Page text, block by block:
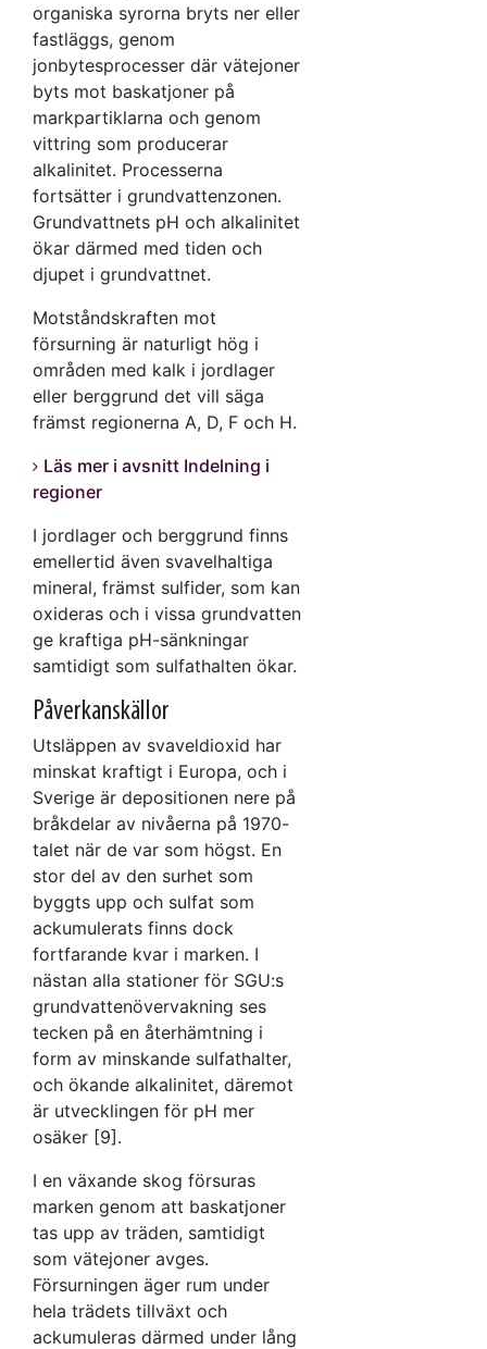
organiska syrorna bryts ner eller
fastläggs, genom
jonbytesprocesser där vätejoner
byts mot baskatjoner på
markpartiklarna och genom
vittring som producerar
alkalinitet. Processerna
fortsätter i grundvattenzonen.
Grundvattnets pH och alkalinitet
ökar därmed med tiden och
djupet i grundvattnet.
Motståndskraften mot
försurning är naturligt hög i
områden med kalk i jordlager
eller berggrund det vill säga
främst regionerna A, D, F och H.
Läs mer i avsnitt Indelning i
regioner
I jordlager och berggrund finns
emellertid även svavelhaltiga
mineral, främst sulfider, som kan
oxideras och i vissa grundvatten
ge kraftiga pH-sänkningar
samtidigt som sulfathalten ökar.
Påverkanskällor
Utsläppen av svaveldioxid har
minskat kraftigt i Europa, och i
Sverige är depositionen nere på
bråkdelar av nivåerna på 1970-
talet när de var som högst. En
stor del av den surhet som
byggts upp och sulfat som
ackumulerats finns dock
fortfarande kvar i marken. I
nästan alla stationer för SGU:s
grundvattenövervakning ses
tecken på en återhämtning i
form av minskande sulfathalter,
och ökande alkalinitet, däremot
är utvecklingen för pH mer
osäker [9].
I en växande skog försuras
marken genom att baskatjoner
tas upp av träden, samtidigt
som vätejoner avges.
Försurningen äger rum under
hela trädets tillväxt och
ackumuleras därmed under lång